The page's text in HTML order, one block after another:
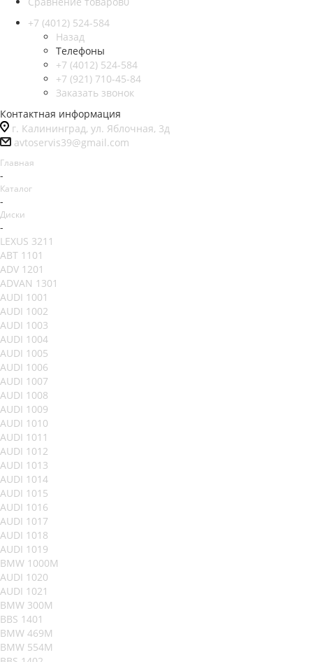
+7 (4012) 524-584
Назад
Телефоны
+7 (4012) 524-584
+7 (921) 710-45-84
Заказать звонок
Контактная информация
г. Калининград, ул. Яблочная, 3д
avtoservis39@gmail.com
Главная
-
Каталог
-
Диски
-
LEXUS 3211
ABT 1101
ADV 1201
ADVAN 1301
AUDI 1001
AUDI 1002
AUDI 1003
AUDI 1004
AUDI 1005
AUDI 1006
AUDI 1007
AUDI 1008
AUDI 1009
AUDI 1010
AUDI 1011
AUDI 1012
AUDI 1013
AUDI 1014
AUDI 1015
AUDI 1016
AUDI 1017
AUDI 1018
AUDI 1019
BMW 1000M
AUDI 1020
AUDI 1021
BMW 300M
BBS 1401
BMW 469M
BMW 554M